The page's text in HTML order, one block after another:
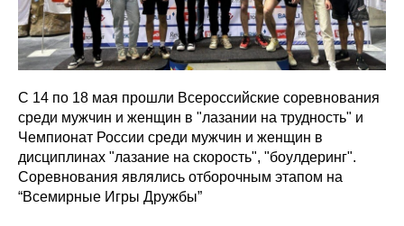
С 14 по 18 мая прошли Всероссийские соревнования
среди мужчин и женщин в "лазании на трудность" и
Чемпионат России среди мужчин и женщин в
дисциплинах "лазание на скорость", "боулдеринг".
Соревнования являлись отборочным этапом на
“Всемирные Игры Дружбы”